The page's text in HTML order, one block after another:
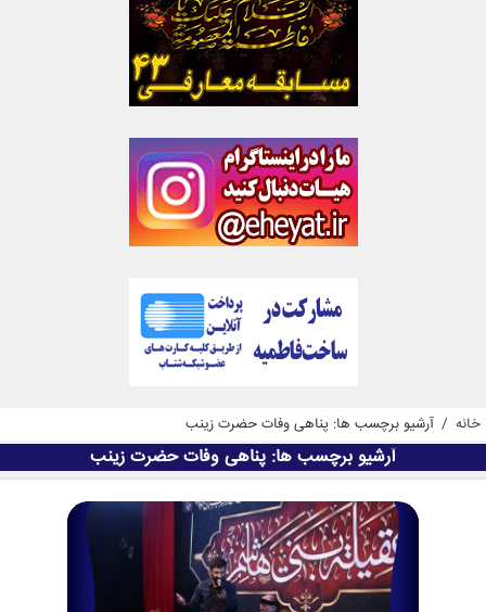
خانه / آرشیو برچسب ها: پناهی وفات حضرت زینب
آرشیو برچسب ها: پناهی وفات حضرت زینب